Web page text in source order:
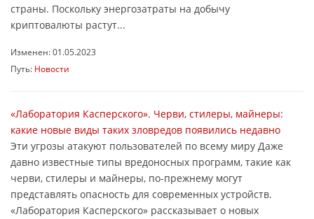
страны. Поскольку энергозатраты на добычу
криптовалюты растут...
Изменен: 01.05.2023
Путь: Новости
«Лаборатория Касперского». Черви, стилеры, майнеры:
какие новые виды таких зловредов появились недавно
Эти угрозы атакуют пользователей по всему миру Даже
давно известные типы вредоносных программ, такие как
черви, стилеры и майнеры, по-прежнему могут
представлять опасность для современных устройств.
«Лаборатория Касперского» рассказывает о новых